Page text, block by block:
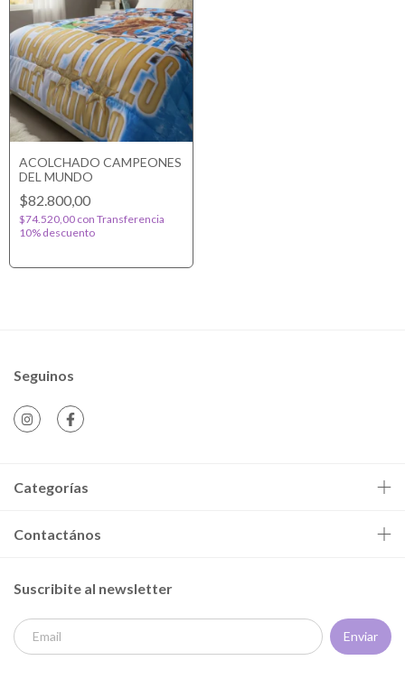
ACOLCHADO CAMPEONES
DEL MUNDO
$82.800,00
$74.520,00 con Transferencia
10% descuento
Seguinos
Categorías
Contactános
Suscribite al newsletter